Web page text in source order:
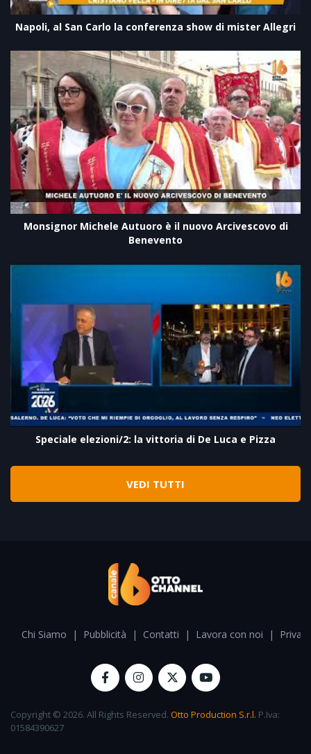
Napoli, al San Carlo la conferenza show di mister Allegri
Monsignor Michele Autuoro è il nuovo Arcivescovo di
Benevento
Speciale elezioni/2: la vittoria di De Luca e Pizza
VEDI TUTTI
Chi Siamo | Pubblicità | Contatti | Lavora con noi |
Copyright © 2026. All Rights Reserved. Otto Production S.r.l. P.Iva:
01584390627